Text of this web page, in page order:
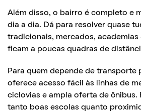
Além disso, o bairro é completo e
dia a dia. Dá para resolver quase
tradicionais, mercados, academias
ficam a poucas quadras de
Para quem depende de transporte
oferece acesso fácil às linhas de
ciclovias e ampla oferta de ônibus.
tanto boas escolas quanto